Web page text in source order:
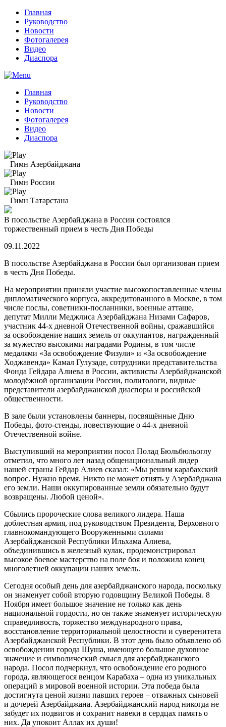
Главная
Руководство
Новости
Фотогалерея
Видео
Диаспора
Главная
Руководство
Новости
Фотогалерея
Видео
Диаспора
Гимн Азербайджана
Гимн России
Гимн Татарстана
В посольстве Азербайджана в России состоялся
торжественный прием в честь Дня Победы
09.11.2022
В посольстве Азербайджана в России был организован прием
в честь Дня Победы.
На мероприятии приняли участие высокопоставленные члены
дипломатического корпуса, аккредитованного в Москве, в том
числе послы, советники-посланники, военные атташе,
депутат Милли Меджлиса Азербайджана Низами Сафаров,
участник 44-х дневной Отечественной войны, сражавшийся
за освобождение наших земель от оккупантов, награжденный
за мужество высокими наградами Родины, в том числе
медалями «За освобождение Физули» и «За освобождение
Ходжавенда» Камал Гулузаде, сотрудники представительства
Фонда Гейдара Алиева в России, активисты Азербайджанской
молодёжной организации России, политологи, видные
представители азербайджанской диаспоры и российской
общественности.
В зале были установлены баннеры, посвящённые Дню
Победы, фото-стенды, повествующие о 44-х дневной
Отечественной войне.
Выступивший на мероприятии посол Полад Бюльбюльоглу
отметил, что много лет назад общенациональный лидер
нашей страны Гейдар Алиев сказал: «Мы решим карабахский
вопрос. Нужно время. Никто не может отнять у Азербайджана
его земли. Наши оккупированные земли обязательно будут
возвращены. Любой ценой».
Сбылись пророческие слова великого лидера. Наша
доблестная армия, под руководством Президента, Верховного
главнокомандующего Вооруженными силами
Азербайджанской Республики Ильхама Алиева,
объединившись в железный кулак, продемонстрировал
высокое боевое мастерство на поле боя и положила конец
многолетней оккупации наших земель.
Сегодня особый день для азербайджанского народа, поскольку
он знаменует собой вторую годовщину Великой Победы. 8
Ноября имеет большое значение не только как день
национальной гордости, но он также знаменует историческую
справедливость, торжество международного права,
восстановление территориальной целостности и суверенитета
Азербайджанской Республики. В этот день было объявлено об
освобождении города Шуша, имеющего большое духовное
значение и символический смысл для азербайджанского
народа. Посол подчеркнул, что освобождение его родного
города, являющегося венцом Карабаха – одна из уникальных
операций в мировой военной истории. Эта победа была
достигнута ценой жизни павших героев – отважных сыновей
и дочерей Азербайджана. Азербайджанский народ никогда не
забудет их подвигов и сохранит навеки в сердцах память о
них. Да упокоит Аллах их души!